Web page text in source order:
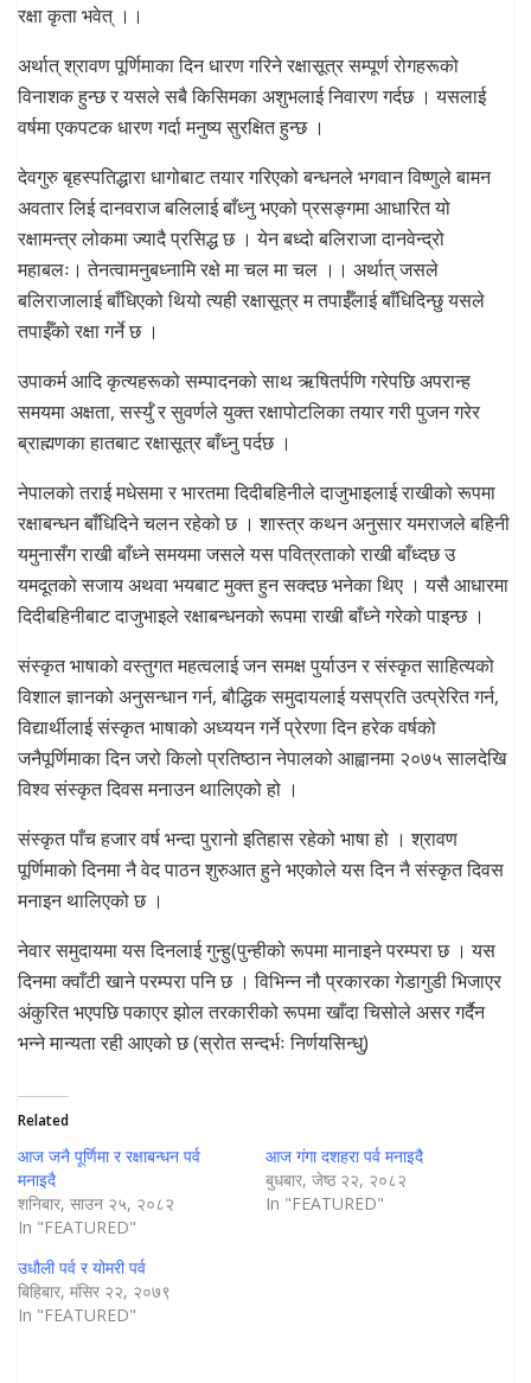
रक्षा कृता भवेत् ।।
अर्थात् श्रावण पूर्णिमाका दिन धारण गरिने रक्षासूत्र सम्पूर्ण रोगहरूको
विनाशक हुन्छ र यसले सबै किसिमका अशुभलाई निवारण गर्दछ । यसलाई
वर्षमा एकपटक धारण गर्दा मनुष्य सुरक्षित हुन्छ ।
देवगुरु बृहस्पतिद्धारा धागोबाट तयार गरिएको बन्धनले भगवान विष्णुले बामन
अवतार लिई दानवराज बलिलाई बाँध्नु भएको प्रसङ्गमा आधारित यो
रक्षामन्त्र लोकमा ज्यादै प्रसिद्ध छ । येन बध्दो बलिराजा दानवेन्द्रो
महाबलः। तेनत्वामनुबध्नामि रक्षे मा चल मा चल ।। अर्थात् जसले
बलिराजालाई बाँधिएको थियो त्यही रक्षासूत्र म तपाईँलाई बाँधिदिन्छु यसले
तपाईँको रक्षा गर्ने छ ।
उपाकर्म आदि कृत्यहरूको सम्पादनको साथ ऋषितर्पणि गरेपछि अपरान्ह
समयमा अक्षता, सर्स्युँ र सुवर्णले युक्त रक्षापोटलिका तयार गरी पुजन गरेर
ब्राह्मणका हातबाट रक्षासूत्र बाँध्नु पर्दछ ।
नेपालको तराई मधेसमा र भारतमा दिदीबहिनीले दाजुभाइलाई राखीको रूपमा
रक्षाबन्धन बाँधिदिने चलन रहेको छ । शास्त्र कथन अनुसार यमराजले बहिनी
यमुनासँग राखी बाँध्ने समयमा जसले यस पवित्रताको राखी बाँध्दछ उ
यमदूतको सजाय अथवा भयबाट मुक्त हुन सक्दछ भनेका थिए । यसै आधारमा
दिदीबहिनीबाट दाजुभाइले रक्षाबन्धनको रूपमा राखी बाँध्ने गरेको पाइन्छ ।
संस्कृत भाषाको वस्तुगत महत्वलाई जन समक्ष पुर्याउन र संस्कृत साहित्यको
विशाल ज्ञानको अनुसन्धान गर्न, बौद्धिक समुदायलाई यसप्रति उत्प्रेरित गर्न,
विद्यार्थीलाई संस्कृत भाषाको अध्ययन गर्ने प्रेरणा दिन हरेक वर्षको
जनैपूर्णिमाका दिन जरो किलो प्रतिष्ठान नेपालको आह्वानमा २०७५ सालदेखि
विश्व संस्कृत दिवस मनाउन थालिएको हो ।
संस्कृत पाँच हजार वर्ष भन्दा पुरानो इतिहास रहेको भाषा हो । श्रावण
पूर्णिमाको दिनमा नै वेद पाठन शुरुआत हुने भएकोले यस दिन नै संस्कृत दिवस
मनाइन थालिएको छ ।
नेवार समुदायमा यस दिनलाई गुन्हु(पुन्हीको रूपमा मानाइने परम्परा छ । यस
दिनमा क्वाँटी खाने परम्परा पनि छ । विभिन्न नौ प्रकारका गेडागुडी भिजाएर
अंकुरित भएपछि पकाएर झोल तरकारीको रूपमा खाँदा चिसोले असर गर्दैन
भन्ने मान्यता रही आएको छ (स्रोत सन्दर्भः निर्णयसिन्धु)
Related
आज जनै पूर्णिमा र रक्षाबन्धन पर्व
मनाइदै
शनिबार, साउन २५, २०८२
In "FEATURED"
आज गंगा दशहरा पर्व मनाइदै
बुधबार, जेष्ठ २२, २०८२
In "FEATURED"
उधौली पर्व र योमरी पर्व
बिहिबार, मंसिर २२, २०७९
In "FEATURED"